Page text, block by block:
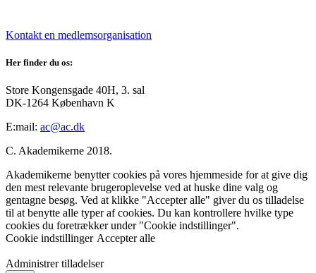
Kontakt en medlemsorganisation
Her finder du os:
Store Kongensgade 40H, 3. sal
DK-1264 København K
E:mail: ac@ac.dk
C. Akademikerne 2018.
Akademikerne benytter cookies på vores hjemmeside for at give dig
den mest relevante brugeroplevelse ved at huske dine valg og
gentagne besøg. Ved at klikke "Accepter alle" giver du os tilladelse
til at benytte alle typer af cookies. Du kan kontrollere hvilke type
cookies du foretrækker under "Cookie indstillinger".
Cookie indstillinger Accepter alle
Administrer tilladelser